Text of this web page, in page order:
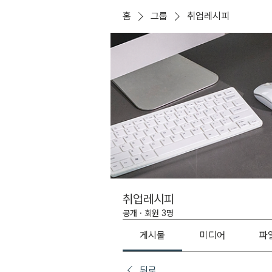
홈 그룹 취업레시피
취업레시피
공개 · 회원 3명
게시물 미디어 파